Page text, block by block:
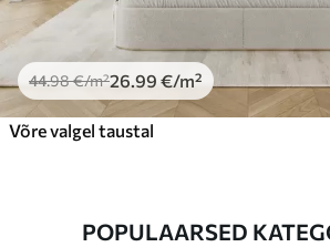
44.98€/m²26.99 €/m²
Võre valgel taustal
POPULAARSED